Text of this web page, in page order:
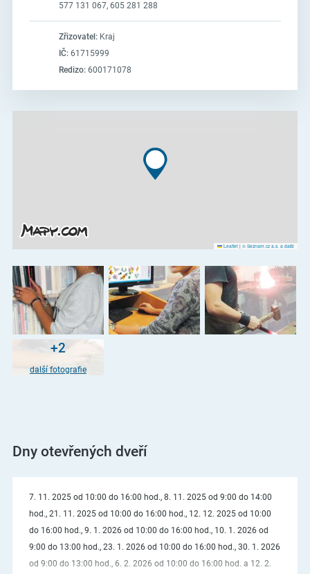
577 131 067, 605 281 288
Zřizovatel:Kraj
IČ:61715999
Redizo:600171078
Leaflet | © Seznam.cz a.s. a další
+2
další fotografie
Dny otevřených dveří
7. 11. 2025 od 10:00 do 16:00 hod., 8. 11. 2025 od 9:00 do 14:00
hod., 21. 11. 2025 od 10:00 do 16:00 hod., 12. 12. 2025 od 10:00
do 16:00 hod., 9. 1. 2026 od 10:00 do 16:00 hod., 10. 1. 2026 od
9:00 do 13:00 hod., 23. 1. 2026 od 10:00 do 16:00 hod., 30. 1. 2026
od 9:00 do 13:00 hod., 6. 2. 2026 od 10:00 do 16:00 hod. a 12. 2.